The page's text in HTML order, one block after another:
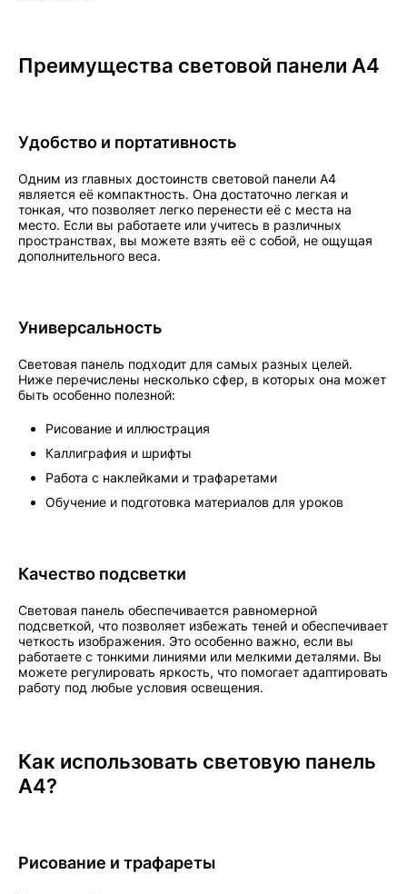
Преимущества световой панели А4
Удобство и портативность
Одним из главных достоинств световой панели А4
является её компактность. Она достаточно легкая и
тонкая, что позволяет легко перенести её с места на
место. Если вы работаете или учитесь в различных
пространствах, вы можете взять её с собой, не ощущая
дополнительного веса.
Универсальность
Световая панель подходит для самых разных целей.
Ниже перечислены несколько сфер, в которых она может
быть особенно полезной:
Рисование и иллюстрация
Каллиграфия и шрифты
Работа с наклейками и трафаретами
Обучение и подготовка материалов для уроков
Качество подсветки
Световая панель обеспечивается равномерной
подсветкой, что позволяет избежать теней и обеспечивает
четкость изображения. Это особенно важно, если вы
работаете с тонкими линиями или мелкими деталями. Вы
можете регулировать яркость, что помогает адаптировать
работу под любые условия освещения.
Как использовать световую панель
А4?
Рисование и трафареты